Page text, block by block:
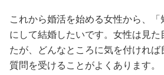
これから婚活を始める女性から、「
にして結婚したいです。女性は見た
たが、どんなところに気を付ければ
質問を受けることがよくあります。